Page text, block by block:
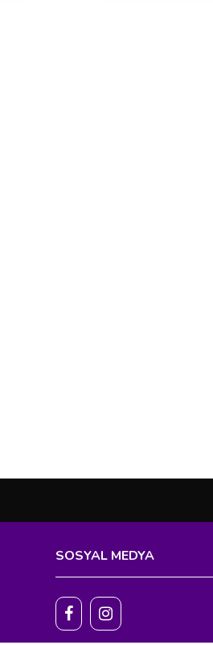
SOSYAL MEDYA